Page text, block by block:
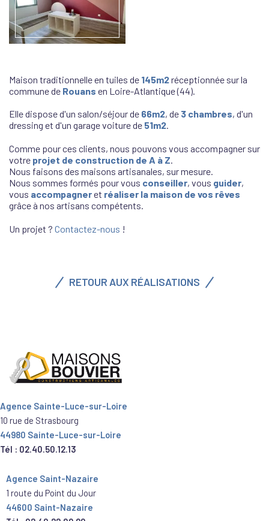
Maison traditionnelle en tuiles de 145m2réceptionnée sur la
commune de Rouans en Loire-Atlantique (44).
Elle dispose d'un salon/séjour de 66m2, de 3 chambres, d'un
dressing et d'un garage voiture de 51m2.
Comme pour ces clients, nous pouvons vous accompagner sur
votre projet de construction de A à Z.
Nous faisons des maisons artisanales, sur mesure.
Nous sommes formés pour vous conseiller, vous guider,
vous accompagneret réaliser la maison de vos rêves
grâce à nos artisans compétents.
Un projet ? Contactez-nous !
RETOUR AUX RÉALISATIONS
Agence Sainte-Luce-sur-Loire
10 rue de Strasbourg
44980 Sainte-Luce-sur-Loire
Tél : 02.40.50.12.13
Agence Saint-Nazaire
1 route du Point du Jour
44600 Saint-Nazaire